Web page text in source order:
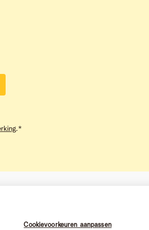
.*
Cookievoorkeuren aanpassen